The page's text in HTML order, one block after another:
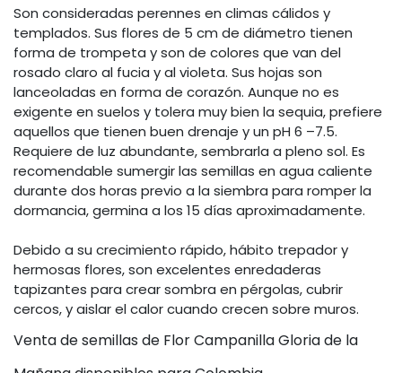
Son consideradas perennes en climas cálidos y
templados. Sus flores de 5 cm de diámetro tienen
forma de trompeta y son de colores que van del
rosado claro al fucia y al violeta. Sus hojas son
lanceoladas en forma de corazón. Aunque no es
exigente en suelos y tolera muy bien la sequia, prefiere
aquellos que tienen buen drenaje y un pH 6 –7.5.
Requiere de luz abundante, sembrarla a pleno sol. Es
recomendable sumergir las semillas en agua caliente
durante dos horas previo a la siembra para romper la
dormancia, germina a los 15 días aproximadamente.
Debido a su crecimiento rápido, hábito trepador y
hermosas flores, son excelentes enredaderas
tapizantes para crear sombra en pérgolas, cubrir
cercos, y aislar el calor cuando crecen sobre muros.
Venta de semillas de Flor Campanilla Gloria de la